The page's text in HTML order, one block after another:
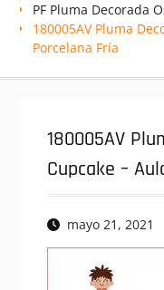
PF Pluma Decorada
180005AV Pluma
Porcelana Fría
180005AV
Cupcake –
mayo 21, 2021